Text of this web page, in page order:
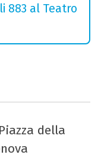
883 al Teatro
della